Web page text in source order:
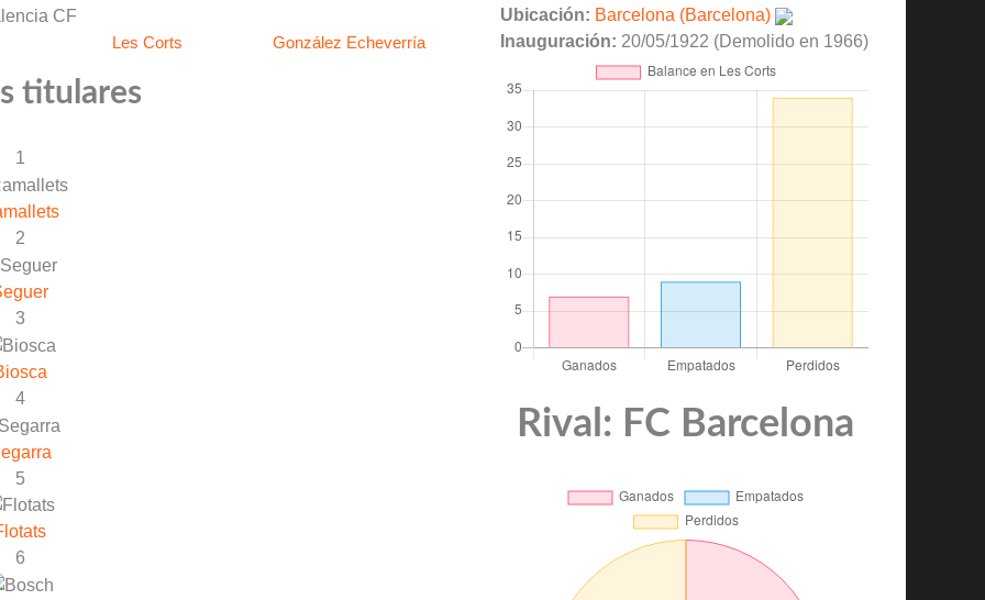
Les Corts González Echeverría
titulares
1
2
3
4
5
6
Ubicación: Barcelona (Barcelona)
Inauguración: 20/05/1922 (Demolido en 1966)
Rival: FC Barcelona